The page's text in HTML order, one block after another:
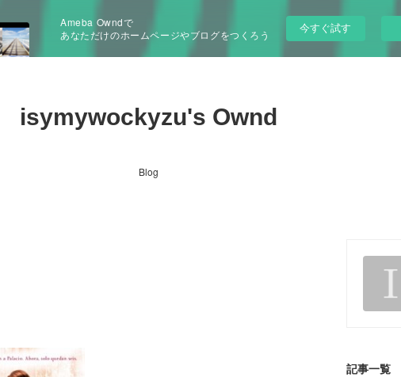
Ameba Owndで
あなただけのホームページやブログをつくろう
今すぐ試す
isymywockyzu's Ownd
Blog
記事一覧